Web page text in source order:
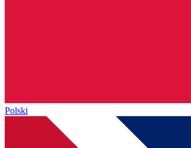
Polski